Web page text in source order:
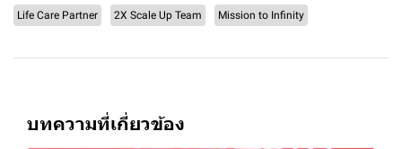
Life Care Partner 2X Scale Up Team Mission to Infinity
บทความที่เกี่ยวข้อง